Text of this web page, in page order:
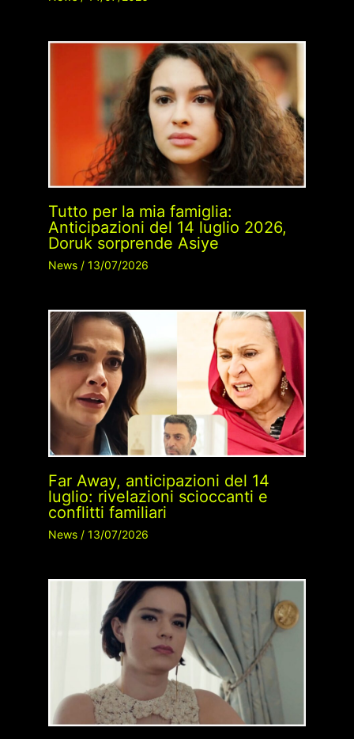
Tutto per la mia famiglia:
Anticipazioni del 14 luglio 2026,
Doruk sorprende Asiye
News/ 13/07/2026
Far Away, anticipazioni del 14
luglio: rivelazioni scioccanti e
conflitti familiari
News/ 13/07/2026